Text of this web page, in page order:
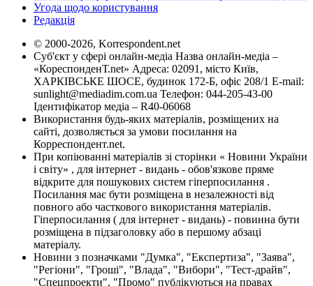
Угода щодо користування
Редакція
© 2000-2026, Korrespondent.net
Суб'єкт у сфері онлайн-медіа Назва онлайн-медіа –
«КореспонденТ.net» Адреса: 02091, місто Київ,
ХАРКІВСЬКЕ ШОСЕ, будинок 172-Б, офіс 208/1 E-mail:
sunlight@mediadim.com.ua Телефон: 044-205-43-00
Ідентифікатор медіа – R40-06068
Використання будь-яких матеріалів, розміщених на
сайті, дозволяється за умови посилання на
Корреспондент.net.
При копіюванні матеріалів зі сторінки « Новини України
і світу» , для інтернет - видань - обов'язкове пряме
відкрите для пошукових систем гіперпосилання .
Посилання має бути розміщена в незалежності від
повного або часткового використання матеріалів.
Гіперпосилання ( для інтернет - видань) - повинна бути
розміщена в підзаголовку або в першому абзаці
матеріалу.
Новини з позначками "Думка", "Експертиза", "Заява",
"Регіони", "Гроші", "Влада", "Вибори", "Тест-драйв",
"Спецпроекти", "Промо" публікуються на правах